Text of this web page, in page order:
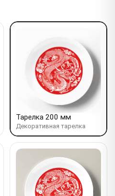
Тарелка 200 мм
Декоративная тарелка